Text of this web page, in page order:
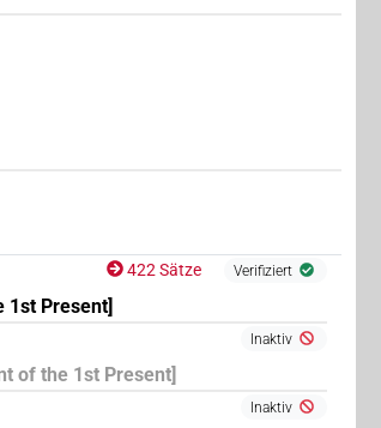
422 Sätze Verifiziert
1st Present]
Inaktiv
of the 1st Present]
Inaktiv